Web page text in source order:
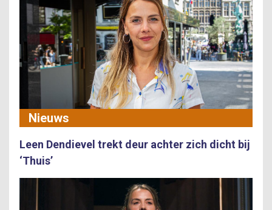
Nieuws
Leen Dendievel trekt deur achter zich dicht bij
‘Thuis’